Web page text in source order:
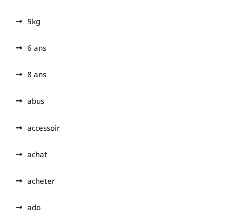
5kg
6 ans
8 ans
abus
accessoir
achat
acheter
ado